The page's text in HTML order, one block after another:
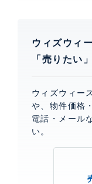
ウィズウィ
「売りたい
ウィズウィー
や、物件価格
電話・メール
い。